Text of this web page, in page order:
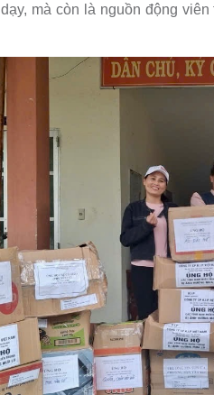
mà còn là nguồn động